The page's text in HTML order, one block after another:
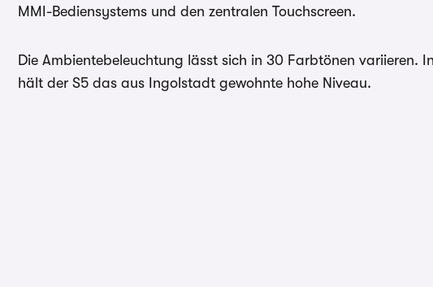
MMI-Bediensystems und den zentralen Touchscreen.
Die Ambientebeleuchtung lässt sich in 30 Farbtönen variieren.
hält der S5 das aus Ingolstadt gewohnte hohe Niveau.